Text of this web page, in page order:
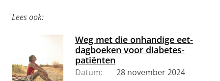
Lees ook:
Weg met die onhandige eet-
dagboeken voor diabetes-
patiënten
Datum:
28 november 2024